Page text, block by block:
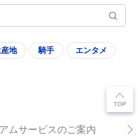
地 騎手 エンタメ
ムサービスのご案内